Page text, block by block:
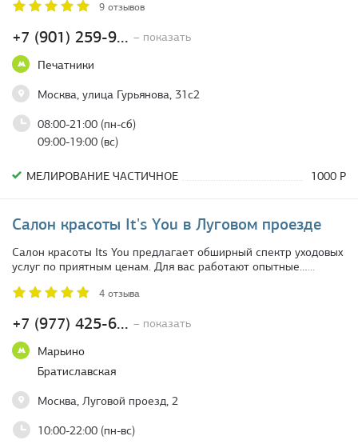
+7 (901) 259-9... – показать
Печатники
Москва, улица Гурьянова, 31с2
08:00-21:00 (пн-сб)
09:00-19:00 (вс)
9 отзывов
МЕЛИРОВАНИЕ ЧАСТИЧНОЕ 1000 Р
Салон красоты It's You в Луговом проезде
+7 (977) 425-6... – показать
Марьино
Братиславская
Москва, Луговой проезд, 2
10:00-22:00 (пн-вс)
Салон красоты Its You предлагает обширный спектр уходовых
услуг по приятным ценам. Для вас работают опытные…...
4 отзыва